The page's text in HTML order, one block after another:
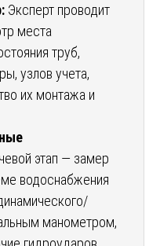
Эксперт проводит
места
труб,
узлов учета,
их монтажа и
этап — замер
водоснабжения
манометром,